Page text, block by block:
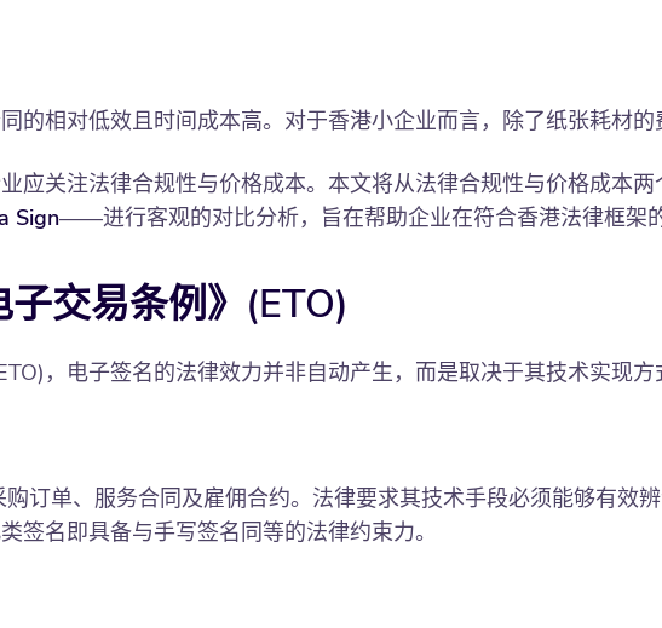
的相对低效且时间成本高。对于香港小企业而言，除了纸张耗材
应关注法律合规性与价格成本。本文将从法律合规性与价格成
Sign——进行客观的对比分析，旨在帮助企业在符合香港法律框架
交易条例》(ETO)
，电子签名的法律效力并非自动产生，而是取决于其技术实现
购订单、服务合同及雇佣合约。法律要求其技术手段必须能够有效
签名即具备与手写签名同等的法律约束力。